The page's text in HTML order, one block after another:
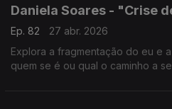
Daniela Soares - "Crise
Ep. 82
27 abr. 2026
Explora a fragmentação do eu e
quem se é ou qual o caminho a